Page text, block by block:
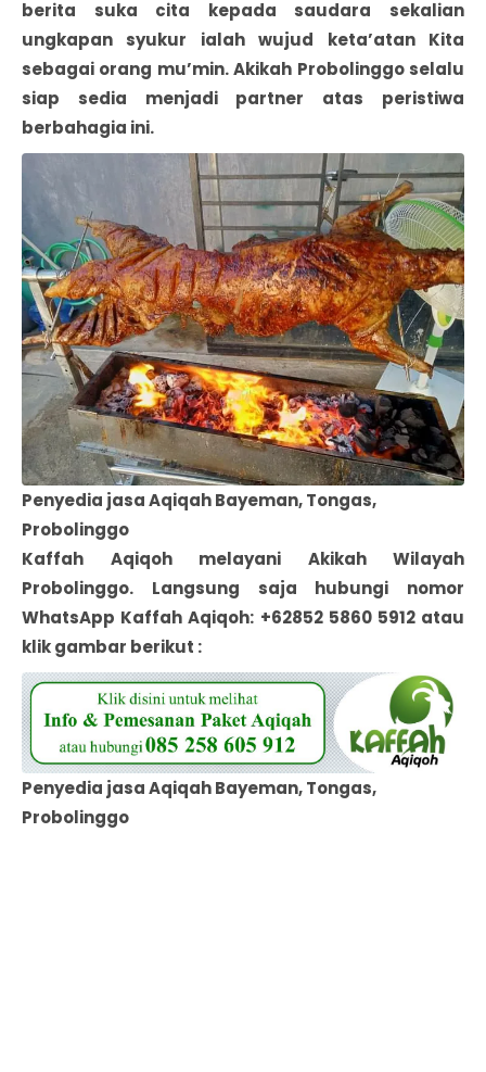
berita suka cita kepada saudara sekalian
ungkapan syukur ialah wujud keta’atan Kita
sebagai orang mu’min. Akikah Probolinggo selalu
siap sedia menjadi partner atas peristiwa
berbahagia ini.
Penyedia jasa Aqiqah Bayeman, Tongas,
Probolinggo
Kaffah Aqiqoh melayani Akikah Wilayah
Probolinggo. Langsung saja hubungi nomor
WhatsApp Kaffah Aqiqoh: +62852 5860 5912 atau
klik gambar berikut :
Penyedia jasa Aqiqah Bayeman, Tongas,
Probolinggo